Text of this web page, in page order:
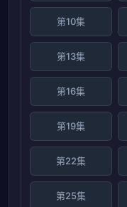
第10集
第13集
第16集
第19集
第22集
第25集